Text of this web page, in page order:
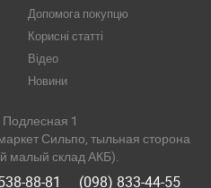
Допомога покупцю
Корисні статті
Відео
Новини
Подлесная 1
Сильпо, тыльная сторона
малый склад АКБ).
88-81 (098) 833-44-55